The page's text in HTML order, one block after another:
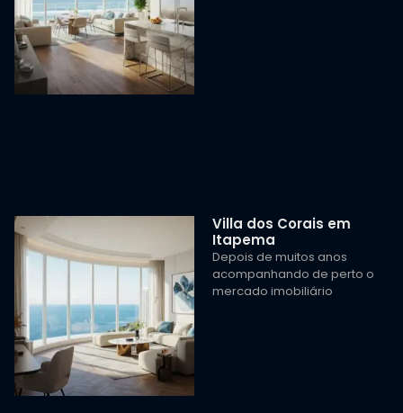
Villa dos Corais em
Itapema
Depois de muitos anos
acompanhando de perto o
mercado imobiliário